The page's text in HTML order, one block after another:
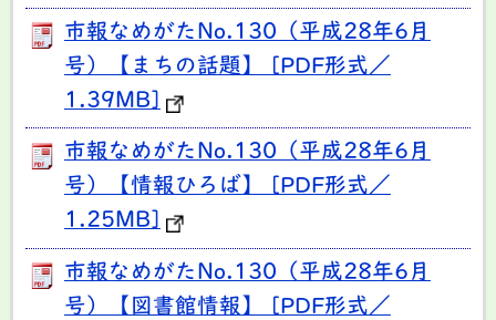
市報なめがたNo.130（平成28年6月
号）【まちの話題】 [PDF形式／
1.39MB]
市報なめがたNo.130（平成28年6月
号）【情報ひろば】 [PDF形式／
1.25MB]
市報なめがたNo.130（平成28年6月
号）【図書館情報】 [PDF形式／